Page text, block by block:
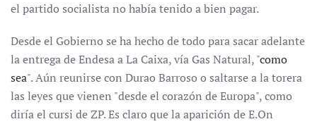
el partido socialista no había tenido a bien pagar.
Desde el Gobierno se ha hecho de todo para sacar adelante
la entrega de Endesa a La Caixa, vía Gas Natural, "como
sea". Aún reunirse con Durao Barroso o saltarse a la torera
las leyes que vienen "desde el corazón de Europa", como
diría el cursi de ZP. Es claro que la aparición de E.On